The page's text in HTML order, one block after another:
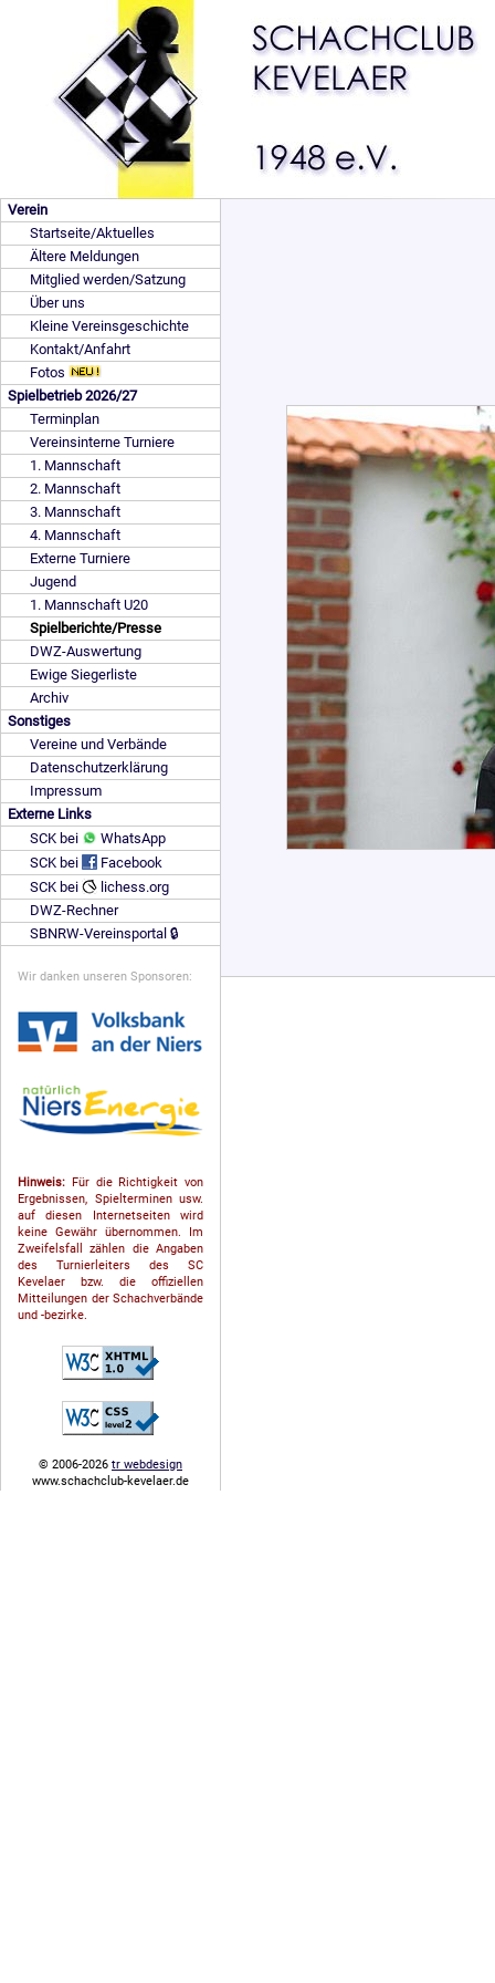
Verein
Startseite/Aktuelles
Ältere Meldungen
Mitglied werden/Satzung
Über uns
Kleine Vereinsgeschichte
Kontakt/Anfahrt
Fotos
Spielbetrieb 2026/27
Terminplan
Vereinsinterne Turniere
1. Mannschaft
2. Mannschaft
3. Mannschaft
4. Mannschaft
Externe Turniere
Jugend
1. Mannschaft U20
Spielberichte/Presse
DWZ-Auswertung
Ewige Siegerliste
Archiv
Sonstiges
Vereine und Verbände
Datenschutzerklärung
Impressum
Externe Links
SCK bei
WhatsApp
SCK bei
Facebook
SCK bei
lichess.org
DWZ-Rechner
SBNRW-Vereinsportal 🔒
Wir danken unseren Sponsoren:
Hinweis: Für die Richtigkeit von
Ergebnissen, Spielterminen usw.
auf diesen Internetseiten wird
keine Gewähr übernommen. Im
Zweifelsfall zählen die Angaben
des Turnierleiters des SC
Kevelaer bzw. die offiziellen
Mitteilungen der Schach­ver­bände
und -bezirke.
© 2006-2026 tr webdesign
www.schachclub-kevelaer.de